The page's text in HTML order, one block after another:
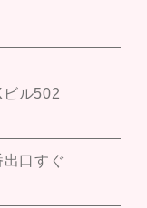
ル502
口すぐ